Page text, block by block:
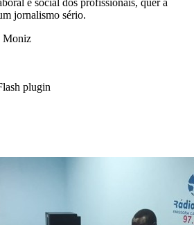
jornalismo sério.
Moniz
plugin